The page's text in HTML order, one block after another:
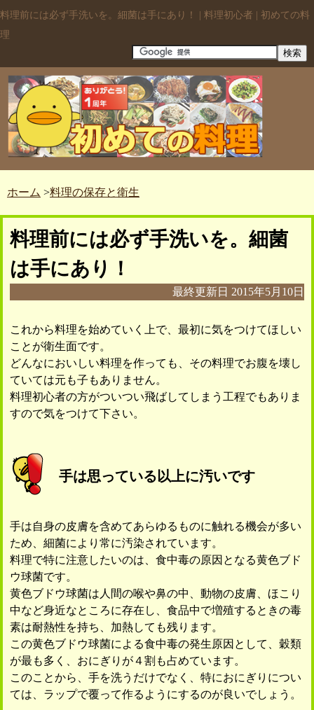
料理前には必ず手洗いを。細菌は手にあり！ | 料理初心者 | 初めての料
理
ホーム >料理の保存と衛生
料理前には必ず手洗いを。細菌
は手にあり！
最終更新日 2015年5月10日
これから料理を始めていく上で、最初に気をつけてほしい
ことが衛生面です。
どんなにおいしい料理を作っても、その料理でお腹を壊し
ていては元も子もありません。
料理初心者の方がついつい飛ばしてしまう工程でもありま
すので気をつけて下さい。
手は思っている以上に汚いです
手は自身の皮膚を含めてあらゆるものに触れる機会が多い
ため、細菌により常に汚染されています。
料理で特に注意したいのは、食中毒の原因となる黄色ブド
ウ球菌です。
黄色ブドウ球菌は人間の喉や鼻の中、動物の皮膚、ほこり
中など身近なところに存在し、食品中で増殖するときの毒
素は耐熱性を持ち、加熱しても残ります。
この黄色ブドウ球菌による食中毒の発生原因として、穀類
が最も多く、おにぎりが４割も占めています。
このことから、手を洗うだけでなく、特におにぎりについ
ては、ラップで覆って作るようにするのが良いでしょう。